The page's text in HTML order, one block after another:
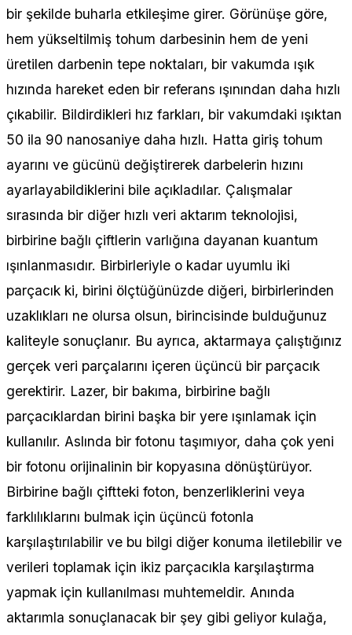
bir şekilde buharla etkileşime girer. Görünüşe göre,
hem yükseltilmiş tohum darbesinin hem de yeni
üretilen darbenin tepe noktaları, bir vakumda ışık
hızında hareket eden bir referans ışınından daha hızlı
çıkabilir. Bildirdikleri hız farkları, bir vakumdaki ışıktan
50 ila 90 nanosaniye daha hızlı. Hatta giriş tohum
ayarını ve gücünü değiştirerek darbelerin hızını
ayarlayabildiklerini bile açıkladılar. Çalışmalar
sırasında bir diğer hızlı veri aktarım teknolojisi,
birbirine bağlı çiftlerin varlığına dayanan kuantum
ışınlanmasıdır. Birbirleriyle o kadar uyumlu iki
parçacık ki, birini ölçtüğünüzde diğeri, birbirlerinden
uzaklıkları ne olursa olsun, birincisinde bulduğunuz
kaliteyle sonuçlanır. Bu ayrıca, aktarmaya çalıştığınız
gerçek veri parçalarını içeren üçüncü bir parçacık
gerektirir. Lazer, bir bakıma, birbirine bağlı
parçacıklardan birini başka bir yere ışınlamak için
kullanılır. Aslında bir fotonu taşımıyor, daha çok yeni
bir fotonu orijinalinin bir kopyasına dönüştürüyor.
Birbirine bağlı çiftteki foton, benzerliklerini veya
farklılıklarını bulmak için üçüncü fotonla
karşılaştırılabilir ve bu bilgi diğer konuma iletilebilir ve
verileri toplamak için ikiz parçacıkla karşılaştırma
yapmak için kullanılması muhtemeldir. Anında
aktarımla sonuçlanacak bir şey gibi geliyor kulağa,